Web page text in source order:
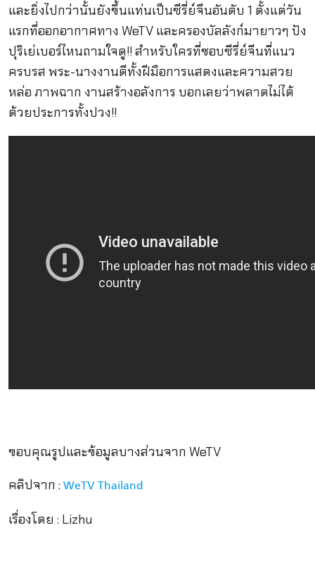
และยิ่งไปกว่านั้นยังขึ้นแท่นเป็นซีรี่ย์จีนอันดับ 1 ตั้งแต่วัน
แรกที่ออกอากาศทาง WeTV และครองบัลลังก์มายาวๆ ปัง
ปุริเย่เบอร์ไหนถามใจดู!! สำหรับใครที่ชอบซีรี่ย์จีนที่แนว
ครบรส พระ-นางงานดีทั้งฝีมือการแสดงและความสวย
หล่อ ภาพฉาก งานสร้างอลังการ บอกเลยว่าพลาดไม่ได้
ด้วยประการทั้งปวง!!
ขอบคุณรูปและข้อมูลบางส่วนจาก WeTV
คลิปจาก : WeTV Thailand
เรื่องโดย : Lizhu